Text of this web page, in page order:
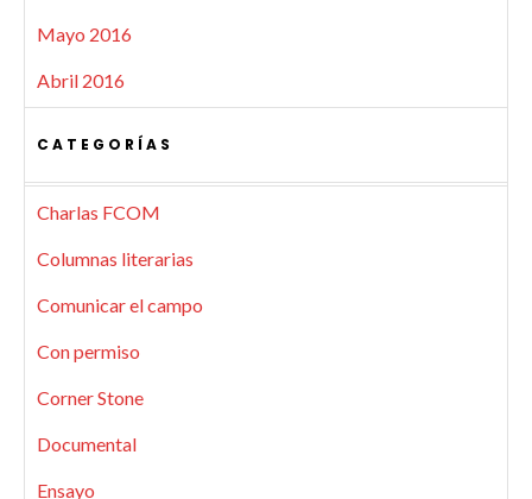
Mayo 2016
Abril 2016
CATEGORÍAS
Charlas FCOM
Columnas literarias
Comunicar el campo
Con permiso
Corner Stone
Documental
Ensayo